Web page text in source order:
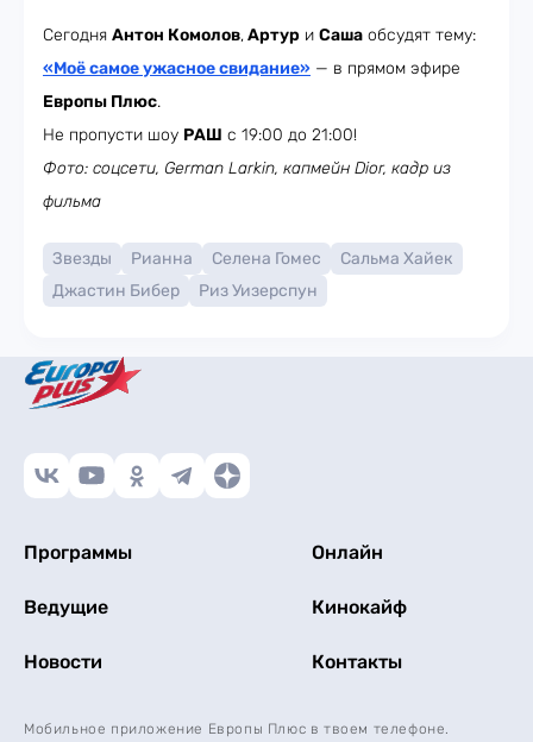
Сегодня Антон Комолов,Артур и Саша обсудят тему:
«Моё самое ужасное свидание» — в прямом эфире
Европы Плюс.
Не пропусти шоу РАШ с 19:00 до 21:00!
Фото: соцсети, German Larkin, капмейн Dior, кадр из
фильма
Звезды Рианна Селена Гомес
Сальма Хайек
Джастин Бибер
Риз Уизерспун
Программы Онлайн
Ведущие Кинокайф
Новости Контакты
Мобильное приложение Европы Плюс в твоем телефоне.